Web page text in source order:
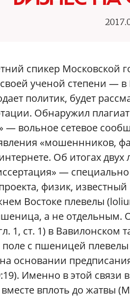
спикер Московской
ученой степени —
политик, будет
Обнаружил
— вольное сетевое
«мошеннников,
Об итогах
—
физик,
Востоке плевелы
а не отдельным.
1, ст. 1) в
с пшеницей
основании
Именно в этой
вместе вплоть до